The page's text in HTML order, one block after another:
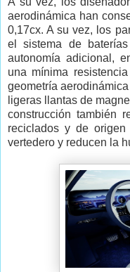
aerodinámica han
0,17cx. A su vez, los
el sistema de
autonomía adicional,
una mínima
geometría
ligeras llantas de
construcción también
reciclados y de
vertedero y reducen la